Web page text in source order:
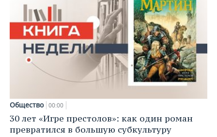
Общество 00:00
30 лет «Игре престолов»: как один роман
превратился в большую субкультуру